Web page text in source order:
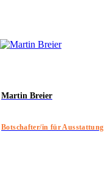
Martin Breier
Botschafter/in für Ausstattung